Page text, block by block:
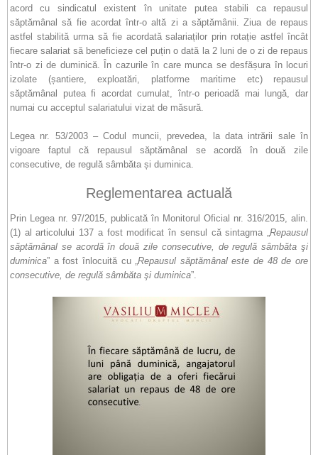
acord cu sindicatul existent în unitate putea stabili ca repausul
săptămânal să fie acordat într-o altă zi a săptămânii. Ziua de repaus
astfel stabilită urma să fie acordată salariaților prin rotație astfel încât
fiecare salariat să beneficieze cel puțin o dată la 2 luni de o zi de repaus
într-o zi de duminică. În cazurile în care munca se desfășura în locuri
izolate (șantiere, exploatări, platforme maritime etc) repausul
săptămânal putea fi acordat cumulat, într-o perioadă mai lungă, dar
numai cu acceptul salariatului vizat de măsură.
Legea nr. 53/2003 – Codul muncii, prevedea, la data intrării sale în
vigoare faptul că repausul săptămânal se acordă în două zile
consecutive, de regulă sâmbăta și duminica.
Reglementarea actuală
Prin Legea nr. 97/2015, publicată în Monitorul Oficial nr. 316/2015, alin.
(1) al articolului 137 a fost modificat în sensul că sintagma „Repausul
săptămânal se acordă în două zile consecutive, de regulă sâmbăta şi
duminica” a fost înlocuită cu „Repausul săptămânal este de 48 de ore
consecutive, de regulă sâmbăta şi duminica”.